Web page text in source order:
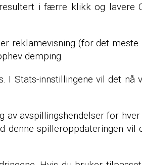
i færre klikk og lavere
reklamevisning (for det
demping.
Stats-innstillingene vil det
avspillingshendelser for
denne spilleroppdateringen